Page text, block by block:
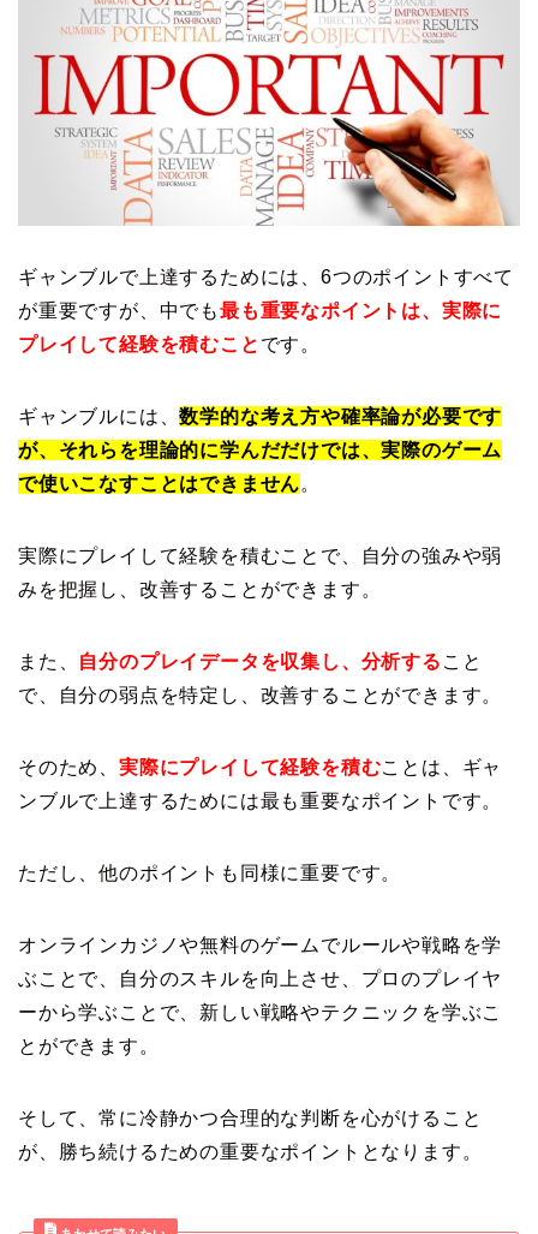
ギャンブルで上達するためには、6つのポイントすべて
が重要ですが、中でも最も重要なポイントは、実際に
プレイして経験を積むこと です。
ギャンブルには、数学的な考え方や確率論が必要です
が、それらを理論的に学んだだけでは、実際のゲーム
で使いこなすことはできません。
実際にプレイして経験を積むことで、自分の強みや弱
みを把握し、改善することができます。
また、 自分のプレイデータを収集し、分析する こと
で、自分の弱点を特定し、改善することができます。
そのため、 実際にプレイして経験を積むことは、ギャ
ンブルで上達するためには最も重要なポイントです。
ただし、他のポイントも同様に重要です。
オンラインカジノや無料のゲームでルールや戦略を学
ぶことで、自分のスキルを向上させ、プロのプレイヤ
ーから学ぶことで、新しい戦略やテクニックを学ぶこ
とができます。
そして、常に冷静かつ合理的な判断を心がけること
が、勝ち続けるための重要なポイントとなります。